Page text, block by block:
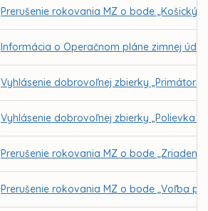
Prerušenie rokovania MZ o bode „Košický
Informácia o Operačnom pláne zimnej
Vyhlásenie dobrovoľnej zbierky
Vyhlásenie dobrovoľnej zbierky „Polievka
Prerušenie rokovania MZ o bode
Prerušenie rokovania MZ o bode „Voľba